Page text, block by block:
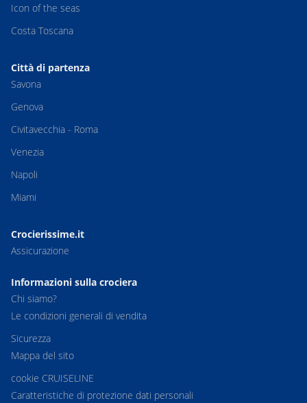
Icon of the seas
Costa Toscana
Città di partenza
Savona
Genova
Civitavecchia - Roma
Venezia
Napoli
Miami
Crocierissime.it
Assicurazione
Informazioni sulla crociera
Chi siamo?
Le condizioni generali di vendita
Sicurezza
Mappa del sito
cookie CRUISELINE
Caratteristiche di protezione dati personali